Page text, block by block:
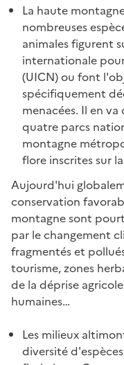
La haute
nombreuses
animales figurent
internationale
(UICN) ou font
spécifiquement
menacées. Il en
quatre parcs
montagne
flore inscrites sur
Aujourd'hui
conservation
montagne sont
par le changement
fragmentés et
tourisme, zones
de la déprise
humaines…
Les milieux
diversité